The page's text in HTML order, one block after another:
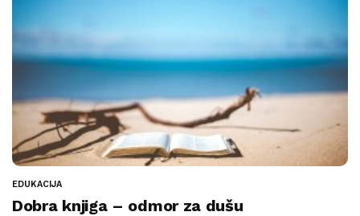
EDUKACIJA
Dobra knjiga – odmor za dušu